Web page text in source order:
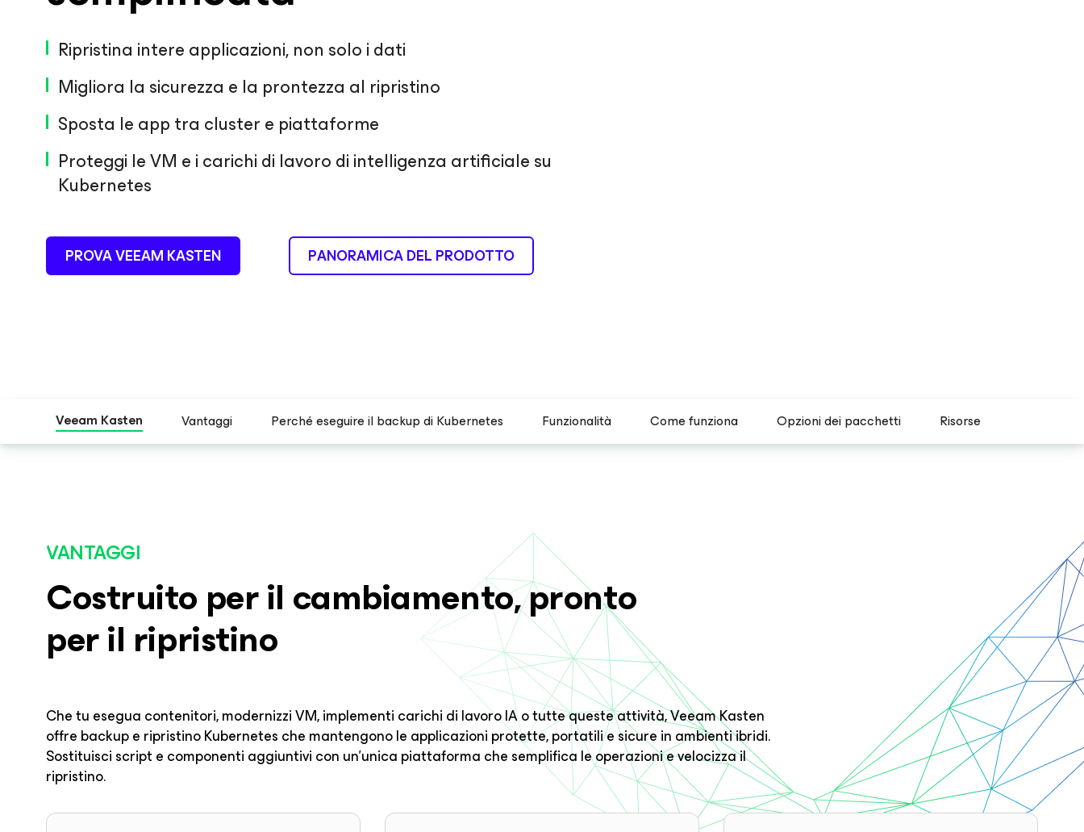
Ripristina intere applicazioni, non solo i dati
Migliora la sicurezza e la prontezza al ripristino
Sposta le app tra cluster e piattaforme
Proteggi le VM e i carichi di lavoro di intelligenza artificiale su
Kubernetes
PROVA VEEAM KASTEN PANORAMICA DEL PRODOTTO
Veeam Kasten Vantaggi Perché eseguire il backup di Kubernetes Funzionalità Come funziona Opzioni dei pacchetti Risorse
VANTAGGI
Costruito per il cambiamento, pronto
per il ripristino
Che tu esegua contenitori, modernizzi VM, implementi carichi di lavoro IA o tutte queste attività, Veeam Kasten
offre backup e ripristino Kubernetes che mantengono le applicazioni protette, portatili e sicure in ambienti ibridi.
Sostituisci script e componenti aggiuntivi con un'unica piattaforma che semplifica le operazioni e velocizza il
ripristino.